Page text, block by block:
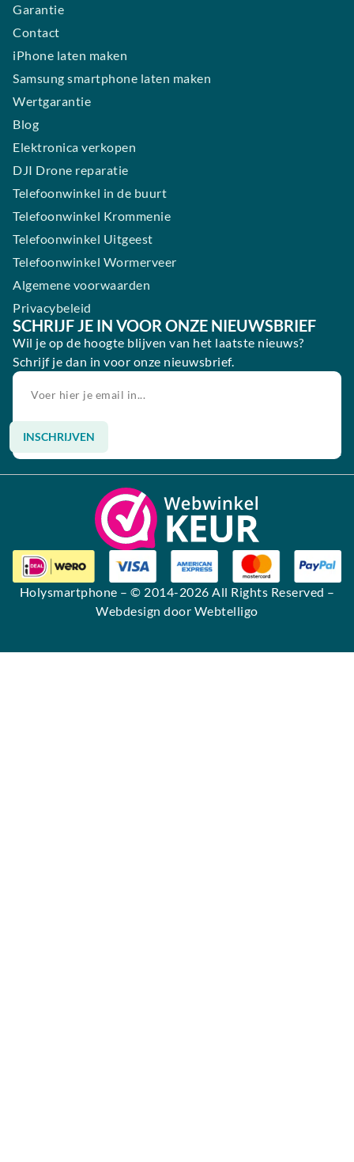
Garantie
Contact
iPhone laten maken
Samsung smartphone laten maken
Wertgarantie
Blog
Elektronica verkopen
DJI Drone reparatie
Telefoonwinkel in de buurt
Telefoonwinkel Krommenie
Telefoonwinkel Uitgeest
Telefoonwinkel Wormerveer
Algemene voorwaarden
Privacybeleid
SCHRIJF JE IN VOOR ONZE NIEUWSBRIEF
Wil je op de hoogte blijven van het laatste nieuws?
Schrijf je dan in voor onze nieuwsbrief.
INSCHRIJVEN
Alternative:
Holysmartphone – © 2014-2026 All Rights Reserved –
Webdesign door Webtelligo